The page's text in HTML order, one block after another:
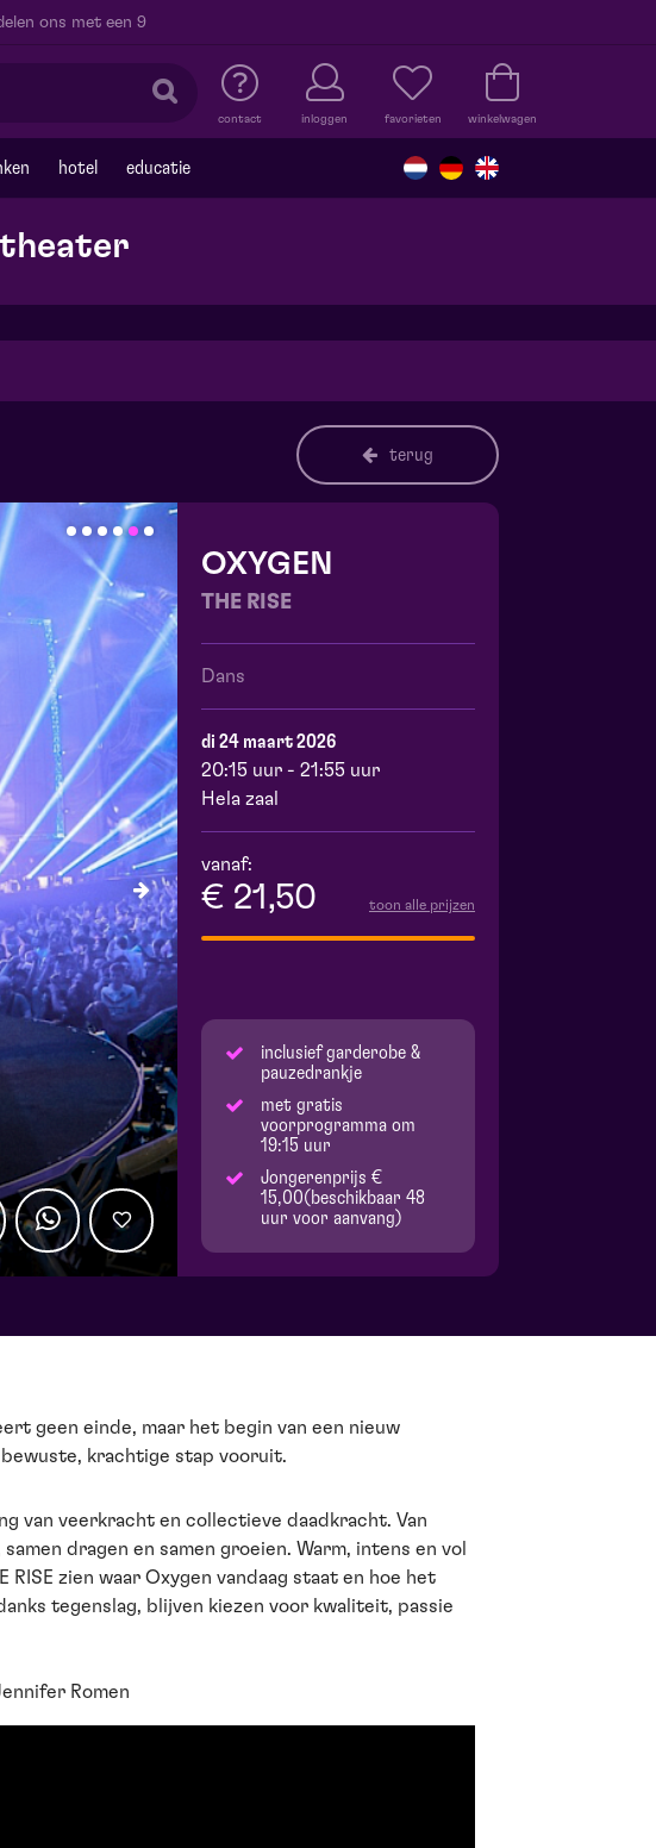
ons met een 9
contact inloggen favorieten winkelwagen
hotel educatie
terug
OXYGEN
THE RISE
Dans
di 24 maart 2026
20:15 uur - 21:55 uur
Hela zaal
vanaf:
€ 21,50 toon alle prijzen
inclusief garderobe &
pauzedrankje
met gratis
voorprogramma om
19:15 uur
Jongerenprijs €
15,00(beschikbaar 48
uur voor aanvang)
geen einde, maar het begin van een nieuw
krachtige stap vooruit.
van veerkracht en collectieve daadkracht. Van
dragen en samen groeien. Warm, intens en vol
RISE zien waar Oxygen vandaag staat en hoe het
tegenslag, blijven kiezen voor kwaliteit, passie
Romen